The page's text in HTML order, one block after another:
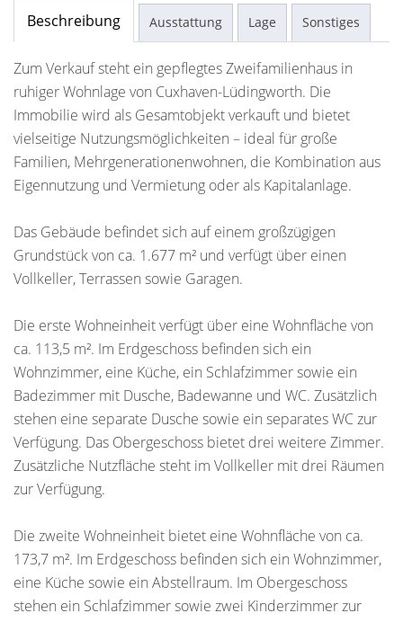
Beschreibung Ausstattung Lage Sonstiges
Zum Verkauf steht ein gepflegtes Zweifamilienhaus in
ruhiger Wohnlage von Cuxhaven-Lüdingworth. Die
Immobilie wird als Gesamtobjekt verkauft und bietet
vielseitige Nutzungsmöglichkeiten – ideal für große
Familien, Mehrgenerationenwohnen, die Kombination aus
Eigennutzung und Vermietung oder als Kapitalanlage.
Das Gebäude befindet sich auf einem großzügigen
Grundstück von ca. 1.677 m² und verfügt über einen
Vollkeller, Terrassen sowie Garagen.
Die erste Wohneinheit verfügt über eine Wohnfläche von
ca. 113,5 m². Im Erdgeschoss befinden sich ein
Wohnzimmer, eine Küche, ein Schlafzimmer sowie ein
Badezimmer mit Dusche, Badewanne und WC. Zusätzlich
stehen eine separate Dusche sowie ein separates WC zur
Verfügung. Das Obergeschoss bietet drei weitere Zimmer.
Zusätzliche Nutzfläche steht im Vollkeller mit drei Räumen
zur Verfügung.
Die zweite Wohneinheit bietet eine Wohnfläche von ca.
173,7 m². Im Erdgeschoss befinden sich ein Wohnzimmer,
eine Küche sowie ein Abstellraum. Im Obergeschoss
stehen ein Schlafzimmer sowie zwei Kinderzimmer zur